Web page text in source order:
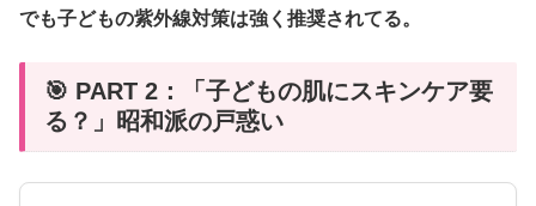
でも子どもの紫外線対策は強く推奨されてる。
🎯 PART 2：「子どもの肌にスキンケア要
る？」昭和派の戸惑い